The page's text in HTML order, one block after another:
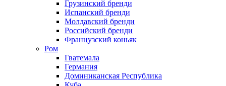
Грузинский бренди
Испанский бренди
Молдавский бренди
Российский бренди
Французский коньяк
Ром
Гватемала
Германия
Доминиканская Республика